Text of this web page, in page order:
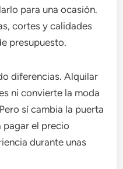
para una ocasión.
cortes y calidades
presupuesto.
diferencias. Alquilar
ni convierte la moda
sí cambia la puerta
pagar el precio
durante unas